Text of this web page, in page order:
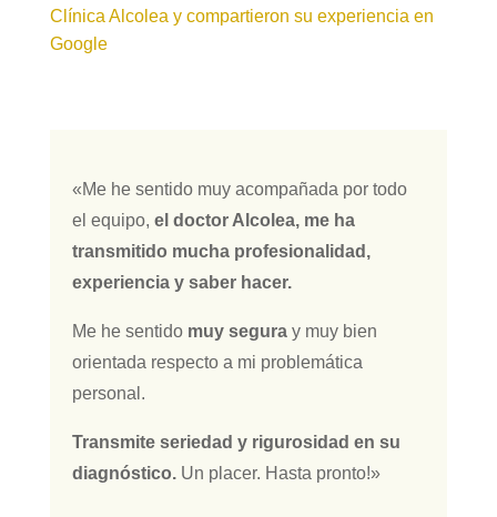
Clínica Alcolea y compartieron su experiencia en
Google
«Me he sentido muy acompañada por todo
el equipo, el doctor Alcolea, me ha
transmitido mucha profesionalidad,
experiencia y saber hacer.
Me he sentido muy seguray muy bien
orientada respecto a mi problemática
personal.
Transmite seriedad y rigurosidad en su
diagnóstico.Un placer. Hasta pronto!»